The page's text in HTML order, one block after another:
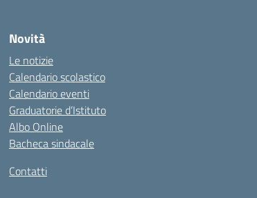
Novità
Le notizie
Calendario scolastico
Calendario eventi
Graduatorie d’Istituto
Albo Online
Bacheca sindacale
Contatti